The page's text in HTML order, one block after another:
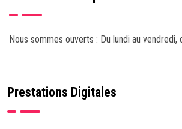
Nous sommes ouverts : Du lundi au vendredi,
Prestations Digitales